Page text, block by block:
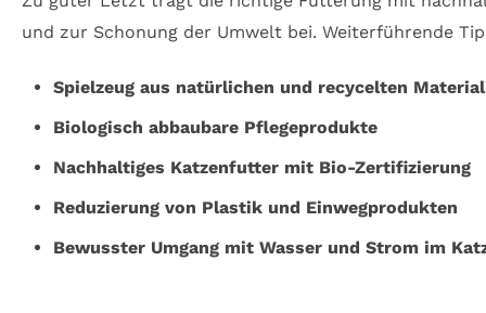
und zur Schonung der Umwelt bei. Weiterführende
Spielzeug aus natürlichen und recycelten
Biologisch abbaubare Pflegeprodukte
Nachhaltiges Katzenfutter mit Bio-Zertifizierung
Reduzierung von Plastik und Einwegprodukten
Bewusster Umgang mit Wasser und Strom im